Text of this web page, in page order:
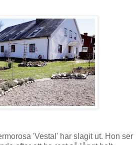
'Vestal' har slagit ut. Hon ser